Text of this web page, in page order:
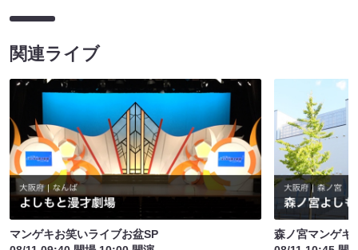
関連ライブ
マンゲキお笑いライブお盆SP
森ノ宮マンゲキ